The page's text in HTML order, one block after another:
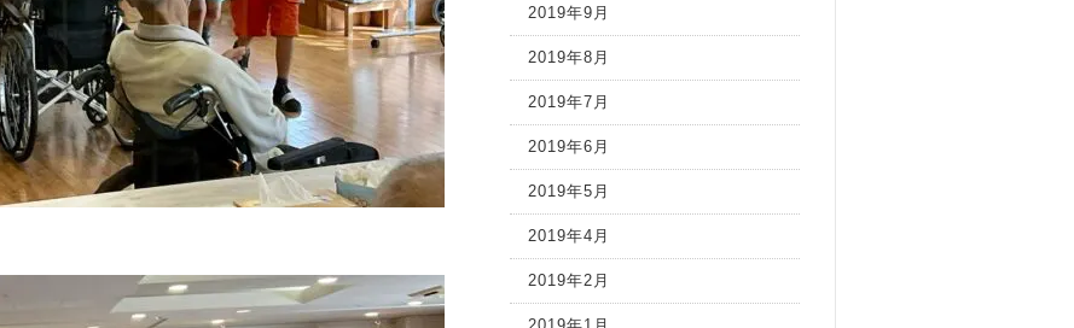
2019年9月
2019年8月
2019年7月
2019年6月
2019年5月
2019年4月
2019年2月